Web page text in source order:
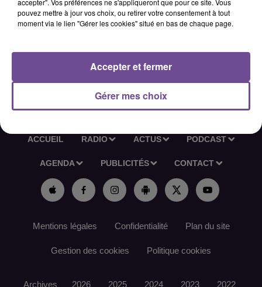
appréciés. Une première expérience en accueil ou relation
client est souhaitée, bac à bac+2 apprécié.
ACCUEIL RADIO ACTUS PODCAST
AGENDA PUBLICITÉS CONTACT
Mentions légales Confidentialité Plan du site
Gestion des cookies Politique cookies
Archives 2026 2025 2024 2023 2022
pouvez mettre à jour vos choix, ou retirer votre consentement à tout
moment via le lien "Gérer les cookies" situé en bas de chaque page.
Gérer mes choix
Accepter et fermer